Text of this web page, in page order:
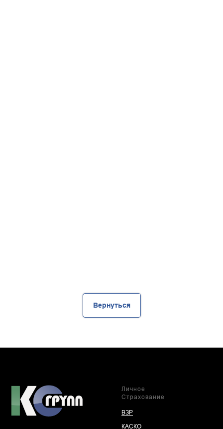
Вернуться
Личное
Страхование
ВЗР
КАСКО